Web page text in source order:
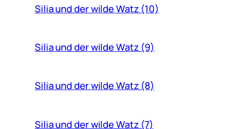
Silia und der wilde Watz (10)
Silia und der wilde Watz (9)
Silia und der wilde Watz (8)
Silia und der wilde Watz (7)